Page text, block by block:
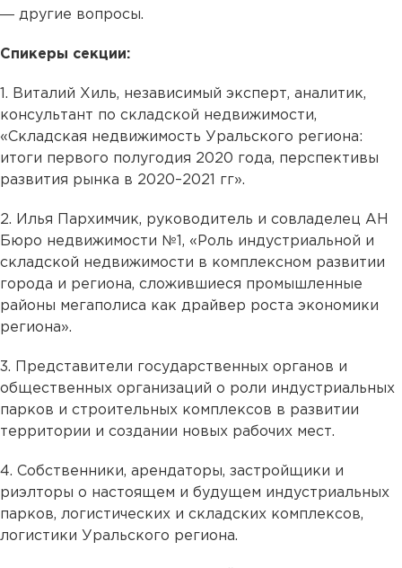
― другие вопросы.
Спикеры секции:
1. Виталий Хиль, независимый эксперт, аналитик,
консультант по складской недвижимости,
«Складская недвижимость Уральского региона:
итоги первого полугодия 2020 года, перспективы
развития рынка в 2020–2021 гг».
2. Илья Пархимчик, руководитель и совладелец АН
Бюро недвижимости №1, «Роль индустриальной и
складской недвижимости в комплексном развитии
города и региона, сложившиеся промышленные
районы мегаполиса как драйвер роста экономики
региона».
3. Представители государственных органов и
общественных организаций о роли индустриальных
парков и строительных комплексов в развитии
территории и создании новых рабочих мест.
4. Собственники, арендаторы, застройщики и
риэлторы о настоящем и будущем индустриальных
парков, логистических и складских комплексов,
логистики Уральского региона.